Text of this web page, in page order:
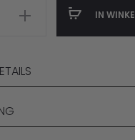
IN